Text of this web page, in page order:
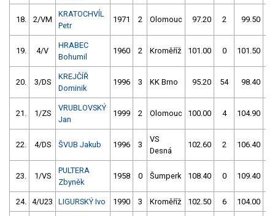
18. 2/VM
KRATOCHVÍL
Petr
1971 2 Olomouc 97.20 2 99.50
19. 4/V
HRABEC
Bohumil
1960 2 Kroměříž 101.00 0 101.50
20. 3/DS
KREJČÍŘ
Dominik
1996 3 KK Brno 95.20 54 98.40
21. 1/ZS
VRUBLOVSKÝ
Jan
1999 2 Olomouc 100.00 4 104.90
22. 4/DS ŠVUB Jakub 1996 3
VS
Desná
102.60 2 106.40
23. 1/VS
PULTERA
Zbyněk
1958 0 Šumperk 108.40 0 109.40
24. 4/U23 LIGURSKÝ Ivo 1990 3 Kroměříž 102.50 6 104.00